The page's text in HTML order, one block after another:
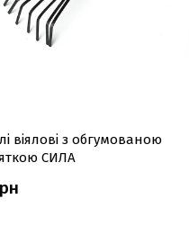
віялові з обгумованою
СИЛА